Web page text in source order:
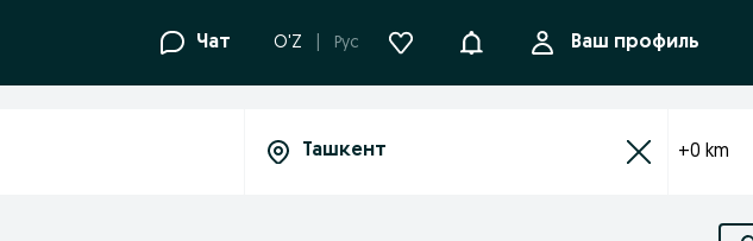
Чат O'Z Рус УведомленияВаш профиль
+0 km